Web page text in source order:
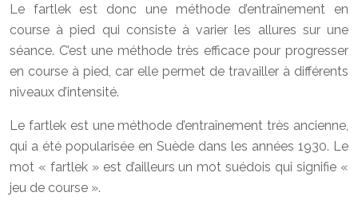
Le fartlek est donc une méthode d’entraînement en
course à pied qui consiste à varier les allures sur une
séance. C’est une méthode très efficace pour progresser
en course à pied, car elle permet de travailler à différents
niveaux d’intensité.
Le fartlek est une méthode d’entraînement très ancienne,
qui a été popularisée en Suède dans les années 1930. Le
mot « fartlek » est d’ailleurs un mot suédois qui signifie «
jeu de course ».